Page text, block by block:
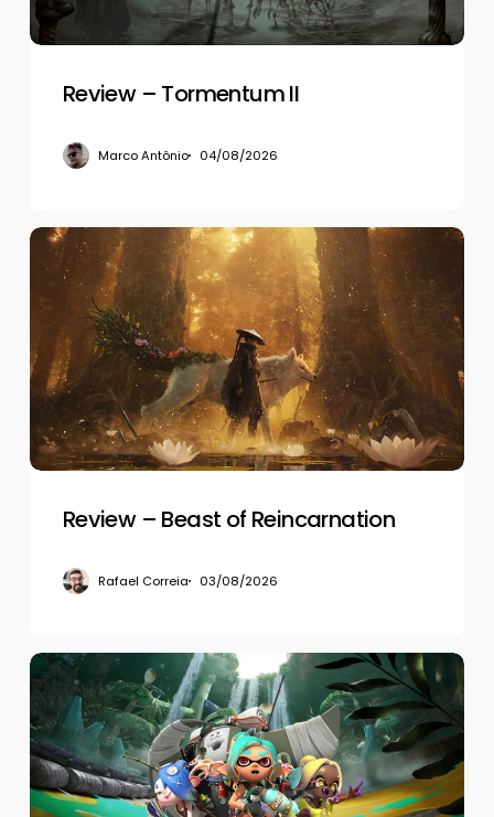
Review – Tormentum II
Marco Antônio 04/08/2026
Review
–
Beast
Reincarnation
Review – Beast of Reincarnation
Rafael Correia 03/08/2026
Review
–
Splatoon
Raiders